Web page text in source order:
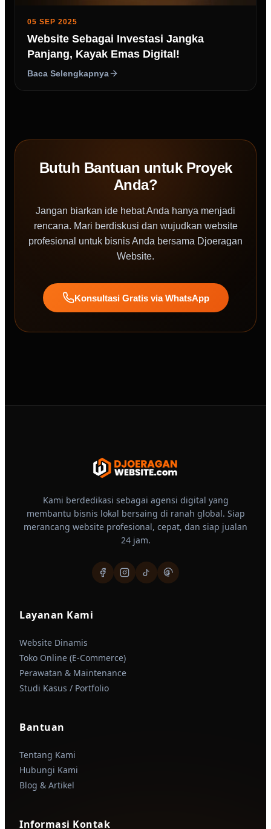
05 SEP 2025
Website Sebagai Investasi Jangka
Panjang, Kayak Emas Digital!
Baca Selengkapnya
Butuh Bantuan untuk Proyek
Anda?
Jangan biarkan ide hebat Anda hanya menjadi
rencana. Mari berdiskusi dan wujudkan website
profesional untuk bisnis Anda bersama Djoeragan
Website.
Konsultasi Gratis via WhatsApp
Kami berdedikasi sebagai agensi digital yang
membantu bisnis lokal bersaing di ranah global. Siap
merancang website profesional, cepat, dan siap jualan
24 jam.
Layanan Kami
Website Dinamis
Toko Online (E-Commerce)
Perawatan & Maintenance
Studi Kasus / Portfolio
Bantuan
Tentang Kami
Hubungi Kami
Blog & Artikel
Informasi Kontak